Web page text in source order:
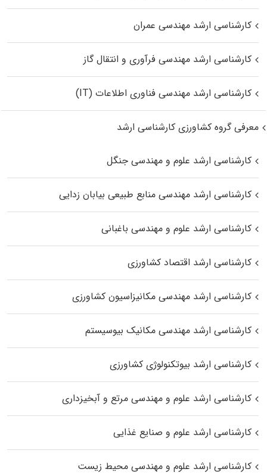
کارشناسی ارشد مهندسی عمران
کارشناسی ارشد مهندسی فرآوری و انتقال گاز
کارشناسی ارشد مهندسی فناوری اطلاعات (IT)
معرفی گروه کشاورزی کارشناسی ارشد
کارشناسی ارشد علوم و مهندسی جنگل
کارشناسی ارشد مهندسی منابع طبیعی بیابان زدایی
کارشناسی ارشد علوم و مهندسی باغبانی
کارشناسی ارشد اقتصاد کشاورزی
کارشناسی ارشد مهندسی مکانیزاسیون کشاورزی
کارشناسی ارشد مهندسی مکانیک بیوسیستم
کارشناسی ارشد بیوتکنولوژی کشاورزی
کارشناسی ارشد علوم و مهندسی مرتع و آبخیزداری
کارشناسی ارشد علوم و صنایع غذایی
کارشناسی ارشد علوم و مهندسی محیط زیست